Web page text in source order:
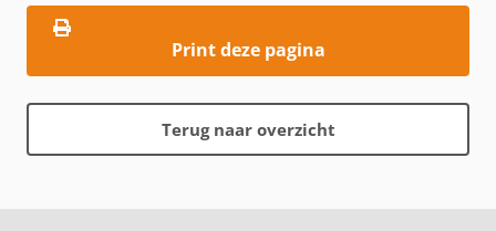
Print deze pagina
Terug naar overzicht